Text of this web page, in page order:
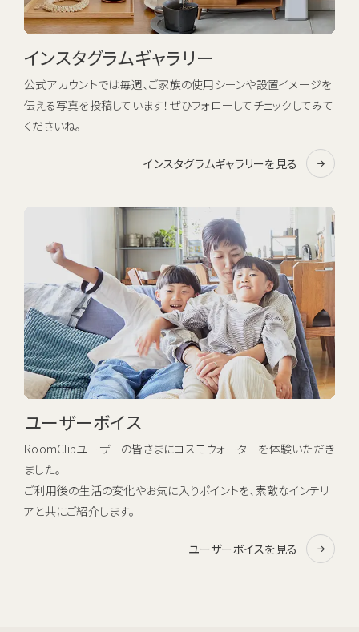
インスタグラムギャラリー
公式アカウントでは毎週、ご家族の使用シーンや設置イメージを
伝える写真を投稿しています！ぜひフォローしてチェックしてみて
くださいね。
インスタグラムギャラリーを見る
ユーザーボイス
RoomClipユーザーの皆さまにコスモウォーターを体験いただき
ました。
ご利用後の生活の変化やお気に入りポイントを、素敵なインテリ
アと共にご紹介します。
ユーザーボイスを見る